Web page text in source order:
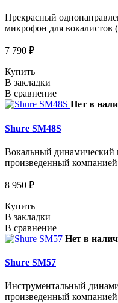
Прекрасный
микрофон для вокалистов
7 790 ₽
Купить
В закладки
В сравнение
Нет в
Shure SM48S
Вокальный динамический
произведенный
8 950 ₽
Купить
В закладки
В сравнение
Нет в
Shure SM57
Инструментальный
произведенный